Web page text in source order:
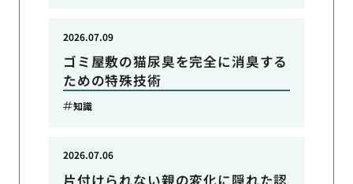
ゴミ屋敷の猫尿臭を完全に消臭する
ための特殊技術
2026.07.09
知識
片付けられない親の変化に隠れた認
2026.07.06